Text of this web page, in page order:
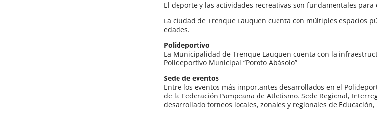
El deporte y las actividades recreativas son fundamentales
La ciudad de Trenque Lauquen cuenta con múltiples espacios
edades.
Polideportivo
La Municipalidad de Trenque Lauquen cuenta con la
Polideportivo Municipal “Poroto Abásolo”.
Sede de eventos
Entre los eventos más importantes desarrollados en el
de la Federación Pampeana de Atletismo, Sede Regional,
desarrollado torneos locales, zonales y regionales de Educación,